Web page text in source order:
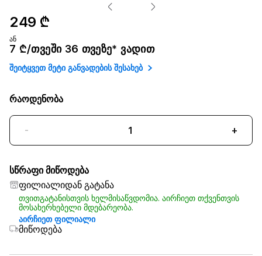
249 ₾
ან
7 ₾/თვეში 36 თვეზე* ვადით
შეიტყვეთ მეტი განვადების შესახებ
რაოდენობა
- +
სწრაფი მიწოდება
ფილიალიდან გატანა
თვითგატანისთვის ხელმისაწვდომია. აირჩიეთ თქვენთვის
მოსახერხებელი მდებარეობა.
აირჩიეთ ფილიალი
მიწოდება